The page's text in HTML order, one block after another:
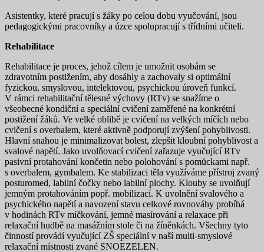
Asistentky, které pracují s žáky po celou dobu vyučování, jsou
pedagogickými pracovníky a úzce spolupracují s třídními učiteli.
Rehabilitace
Rehabilitace je proces, jehož cílem je umožnit osobám se
zdravotním postižením, aby dosáhly a zachovaly si optimální
fyzickou, smyslovou, intelektovou, psychickou úroveň funkcí.
V rámci rehabilitační tělesné výchovy (RTv) se snažíme o
všeobecné kondiční a speciální cvičení zaměřené na konkrétní
postižení žáků. Ve velké oblibě je cvičení na velkých míčích nebo
cvičení s overbalem, které aktivně podporují zvýšení pohyblivosti.
Hlavní snahou je minimalizovat bolest, zlepšit kloubní pohyblivost a
svalové napětí. Jako uvolňovací cvičení zařazuje vyučující RTv
pasivní protahování končetin nebo polohování s pomůckami např.
s overbalem, gymbalem. Ke stabilizaci těla využíváme přístroj zvaný
posturomed, labilní čočky nebo labilní plochy. Klouby se uvolňují
jemným protahováním popř. mobilizací. K uvolnění svalového a
psychického napětí a navození stavu celkové rovnováhy probíhá
v hodinách RTv míčkování, jemné masírování a relaxace při
relaxační hudbě na masážním stole či na žíněnkách. Všechny tyto
činností provádí vyučující ZŠ speciální v naší multi-smyslové
relaxační místnosti zvané SNOEZELEN.